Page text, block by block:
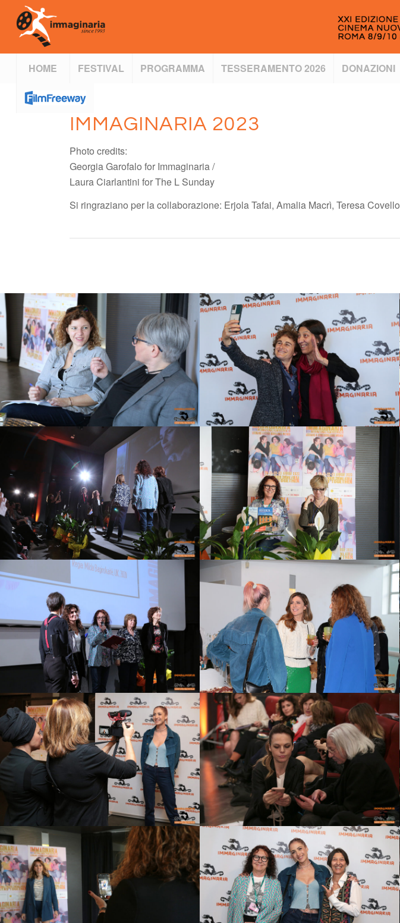
HOME FESTIVAL PROGRAMMA TESSERAMENTO 2026 DONAZIONI
IMMAGINARIA 2023
Photo credits:
Georgia Garofalo for Immaginaria /
Laura Ciarlantini for The L Sunday
Si ringraziano per la collaborazione: Erjola Tafai, Amalia Macrì, Teresa Covello